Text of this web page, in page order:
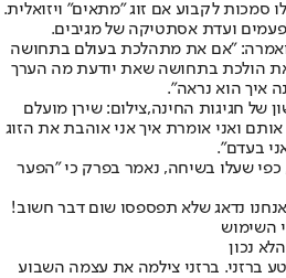
סמכות לקבוע אם זוג "מתאים" ויזואלית.
ועדת אסתטיקה של מגיבים.
ואמרה: "אם את מתהלכת בעולם בתחושה
הולכת בתחושה שאת יודעת מה הערך
איך הוא נראה".
של חגיגות החינה,צילום: שירן מועלם
ואני אומרת איך אני אוהבת את הזוג
בעדם".
כפי שעלו בשיחה, נאמר בפרק כי "הפער
השימוש
נכון
ברזני. ברזני צילמה את עצמה השבוע